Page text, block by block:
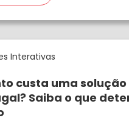
Interativas
custa uma solução
Saiba o que